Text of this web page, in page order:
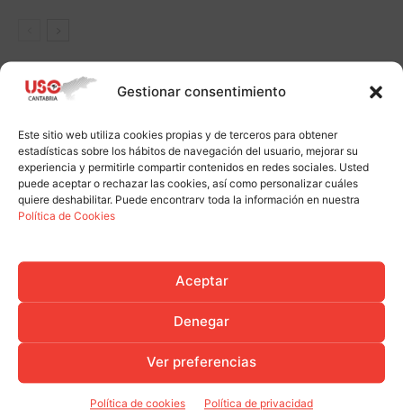
Gestionar consentimiento
Este sitio web utiliza cookies propias y de terceros para obtener
estadísticas sobre los hábitos de navegación del usuario, mejorar su
experiencia y permitirle compartir contenidos en redes sociales. Usted
puede aceptar o rechazar las cookies, así como personalizar cuáles
quiere deshabilitar. Puede encontrarv toda la información en nuestra
Política de Cookies
Aceptar
Denegar
Ver preferencias
Política de cookies Política de privacidad